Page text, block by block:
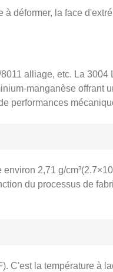
déformer, la face
alliage, etc. La
manganèse offrant
performances
2,71 g/
du processus de
C'est la température à